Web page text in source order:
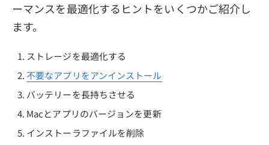
ーマンスを最適化するヒントをいくつかご紹介し
ます。
ストレージを最適化する
不要なアプリをアンインストール
バッテリーを長持ちさせる
Macとアプリのバージョンを更新
インストーラファイルを削除